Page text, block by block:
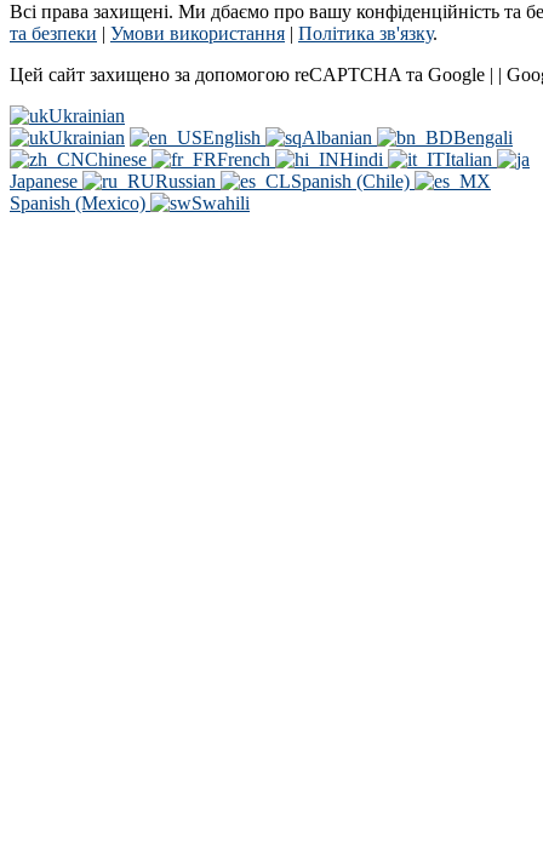
Всі права захищені. Ми дбаємо про вашу конфіденційність та
та безпеки
Умови використання Політика зв'язку.
Цей сайт захищено за допомогою reCAPTCHA та Google | |
Ukrainian
Ukrainian
English Albanian
Bengali
Chinese
French Hindi
Italian
Japanese
Russian
Spanish (Chile)
Spanish (Mexico)
Swahili